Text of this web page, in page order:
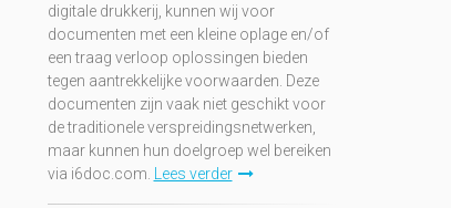
digitale drukkerij, kunnen wij voor
documenten met een kleine oplage en/of
een traag verloop oplossingen bieden
tegen aantrekkelijke voorwaarden. Deze
documenten zijn vaak niet geschikt voor
de traditionele verspreidingsnetwerken,
maar kunnen hun doelgroep wel bereiken
via i6doc.com.
Lees verder